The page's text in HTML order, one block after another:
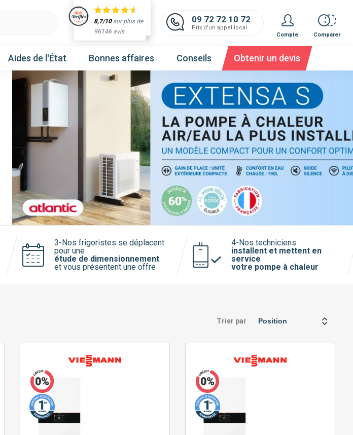
8,7/10sur plus de
96146 avis
09 72 72 10 72
Prix d'un appel local
Compte
Comparer
Prenez un rendez-vous et obtenez un devis, c'est gratuit et immédiat !
Aides de l'État Bonnes affaires Conseils Obtenir un devis
3-Nos frigoristes se déplacent
pour une
étude de dimensionnement
et vous présentent une offre
4-Nos techniciens
installent et mettent en
service
votre pompe à chaleur
Trier par